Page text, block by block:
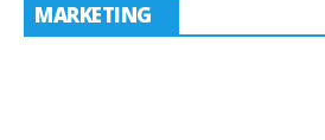
MARKETING